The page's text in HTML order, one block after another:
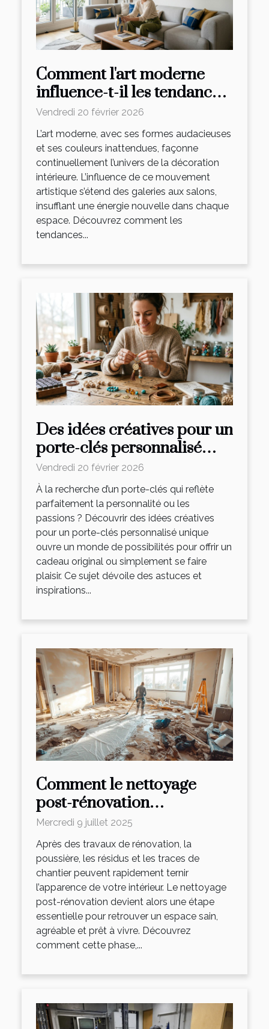
Comment l'art moderne
influence-t-il les tendances
décoratives ?
Vendredi 20 février 2026
L’art moderne, avec ses formes audacieuses
et ses couleurs inattendues, façonne
continuellement l’univers de la décoration
intérieure. L’influence de ce mouvement
artistique s’étend des galeries aux salons,
insufflant une énergie nouvelle dans chaque
espace. Découvrez comment les
tendances...
Des idées créatives pour un
porte-clés personnalisé
unique
Vendredi 20 février 2026
À la recherche d’un porte-clés qui reflète
parfaitement la personnalité ou les
passions ? Découvrir des idées créatives
pour un porte-clés personnalisé unique
ouvre un monde de possibilités pour offrir un
cadeau original ou simplement se faire
plaisir. Ce sujet dévoile des astuces et
inspirations...
Comment le nettoyage
post-rénovation
transforme-t-il votre
espace ?
Mercredi 9 juillet 2025
Après des travaux de rénovation, la
poussière, les résidus et les traces de
chantier peuvent rapidement ternir
l’apparence de votre intérieur. Le nettoyage
post-rénovation devient alors une étape
essentielle pour retrouver un espace sain,
agréable et prêt à vivre. Découvrez
comment cette phase,...